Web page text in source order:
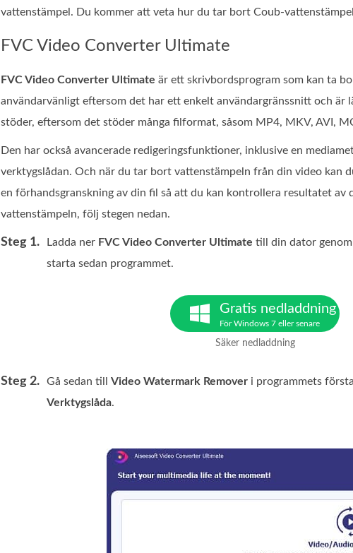
vattenstämpel. Du kommer att veta hur du tar bort Coub-
FVC Video Converter Ultimate
FVC Video Converter Ultimate är ett skrivbordsprogram som kan ta
användarvänligt eftersom det har ett enkelt användargränssnitt och
stöder, eftersom det stöder många filformat, såsom MP4, MKV, AVI,
Den har också avancerade redigeringsfunktioner, inklusive en
verktygslådan. Och när du tar bort vattenstämpeln från din video kan
en förhandsgranskning av din fil så att du kan kontrollera resultatet
vattenstämpeln, följ stegen nedan.
Steg 1. Ladda ner FVC Video Converter Ultimate till din dator
starta sedan programmet.
Gratis nedladdning
För Windows 7 eller senare
Säker nedladdning
Steg 2. Gå sedan till Video Watermark Remover i programmets
Verktygslåda.